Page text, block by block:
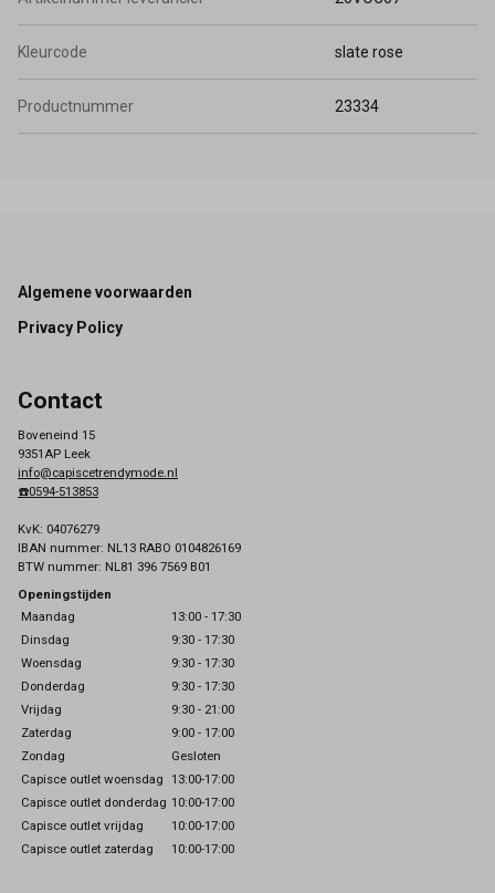
Kleurcode slate rose
Productnummer 23334
Footer
Algemene voorwaarden
Privacy Policy
Contact
Boveneind 15
9351AP Leek
info@capiscetrendymode.nl
☎️0594-513853
KvK: 04076279
IBAN nummer: NL13 RABO 0104826169
BTW nummer: NL81 396 7569 B01
Openingstijden
Maandag
13:00 - 17:30
Dinsdag
9:30 - 17:30
Woensdag
9:30 - 17:30
Donderdag
9:30 - 17:30
Vrijdag
9:30 - 21:00
Zaterdag
9:00 - 17:00
Zondag
Gesloten
Capisce outlet woensdag 13:00-17:00
Capisce outlet donderdag 10:00-17:00
Capisce outlet vrijdag
10:00-17:00
Capisce outlet zaterdag
10:00-17:00